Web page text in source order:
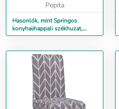
Pepita
Hasonlók, mint Springos
konyhai/nappali székhuzat,
spandex anyag, sötétszürke